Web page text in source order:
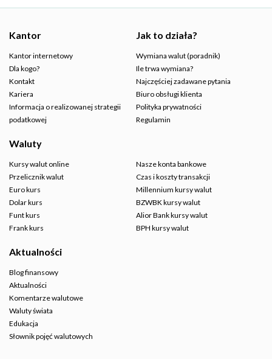
Kantor
Kantor internetowy
Dla kogo?
Kontakt
Kariera
Informacja o realizowanej strategii
podatkowej
Jak to działa?
Wymiana walut (poradnik)
Ile trwa wymiana?
Najczęściej zadawane pytania
Biuro obsługi klienta
Polityka prywatności
Regulamin
Waluty
Kursy walut online
Przelicznik walut
Euro kurs
Dolar kurs
Funt kurs
Frank kurs
Nasze konta bankowe
Czas i koszty transakcji
Millennium kursy walut
BZWBK kursy walut
Alior Bank kursy walut
BPH kursy walut
Aktualności
Blog finansowy
Aktualności
Komentarze walutowe
Waluty świata
Edukacja
Słownik pojęć walutowych